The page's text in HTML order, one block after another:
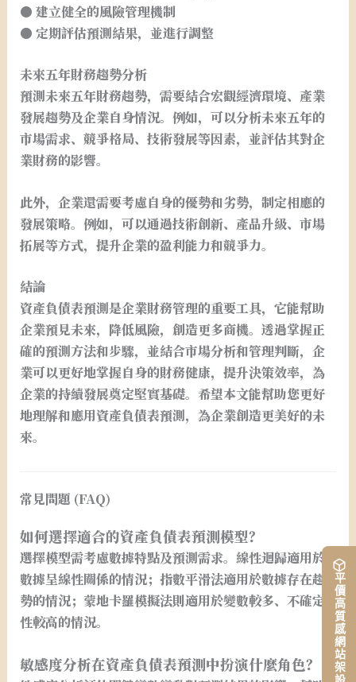
平價高質感網站架設
● 建立健全的風險管理機制
● 定期評估預測結果，並進行調整
未來五年財務趨勢分析
預測未來五年財務趨勢，需要結合宏觀經濟環境、產業
發展趨勢及企業自身情況。例如，可以分析未來五年的
市場需求、競爭格局、技術發展等因素，並評估其對企
業財務的影響。
此外，企業還需要考慮自身的優勢和劣勢，制定相應的
發展策略。例如，可以通過技術創新、產品升級、市場
拓展等方式，提升企業的盈利能力和競爭力。
結論
資產負債表預測是企業財務管理的重要工具，它能幫助
企業預見未來，降低風險，創造更多商機。透過掌握正
確的預測方法和步驟，並結合市場分析和管理判斷，企
業可以更好地掌握自身的財務健康，提升決策效率，為
企業的持續發展奠定堅實基礎。希望本文能幫助您更好
地理解和應用資產負債表預測，為企業創造更美好的未
來。
常見問題 (FAQ)
如何選擇適合的資產負債表預測模型？
選擇模型需考慮數據特點及預測需求。線性迴歸適用於
數據呈線性關係的情況；指數平滑法適用於數據存在趨
勢的情況；蒙地卡羅模擬法則適用於變數較多、不確定
性較高的情況。
敏感度分析在資產負債表預測中扮演什麼角色？